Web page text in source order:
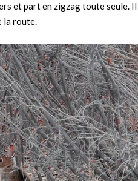
et part en zigzag toute seule.
la route.